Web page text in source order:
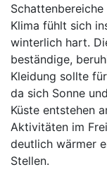
Klima fühlt sich
winterlich hart.
beständige,
Kleidung sollte
da sich Sonne
Küste entstehen
Aktivitäten im
deutlich wärmer
Stellen.